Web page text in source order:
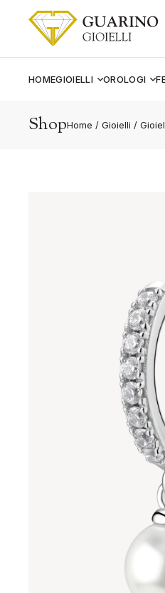
HOMEGIOIELLI OROLOGI
ShopHome / Gioielli /